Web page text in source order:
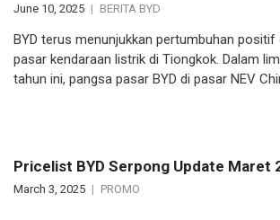
June 10, 2025 BERITA BYD
BYD terus menunjukkan pertumbuhan positif
pasar kendaraan listrik di Tiongkok. Dalam
tahun ini, pangsa pasar BYD di pasar NEV
Pricelist BYD Serpong Update Maret
March 3, 2025 PROMO